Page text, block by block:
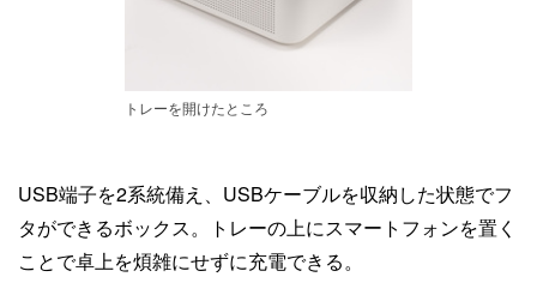
トレーを開けたところ
USB端子を2系統備え、USBケーブルを収納した状態でフ
タができるボックス。トレーの上にスマートフォンを置く
ことで卓上を煩雑にせずに充電できる。